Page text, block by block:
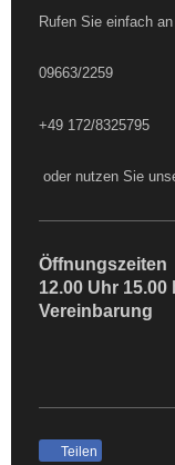
Rufen Sie einfach
09663/2259
+49 172/8325795
oder nutzen Sie
12.00 Uhr
Vereinbarung
Teilen